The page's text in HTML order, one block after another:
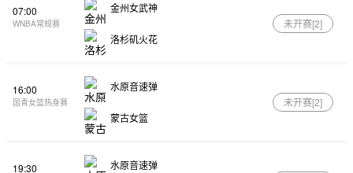
07:00
WNBA常规赛
金州女武神
洛杉矶火花
未开赛[2]
16:00
国青女篮热身赛
水原音速弹
蒙古女篮
未开赛[2]
19:30 水原音速弹